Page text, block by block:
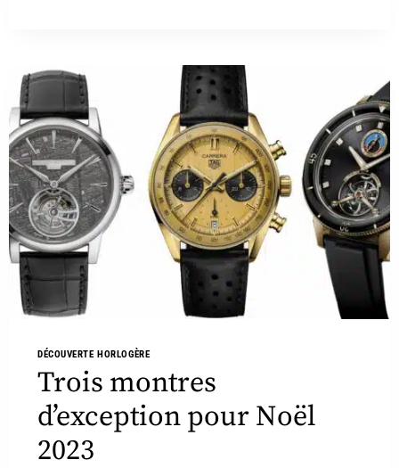
DÉCOUVERTE HORLOGÈRE
Trois montres
d’exception pour Noël
2023